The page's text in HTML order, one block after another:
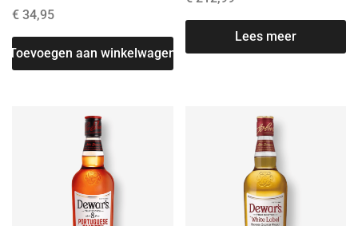
€ 34,95
Toevoegen aan winkelwagen
Lees meer